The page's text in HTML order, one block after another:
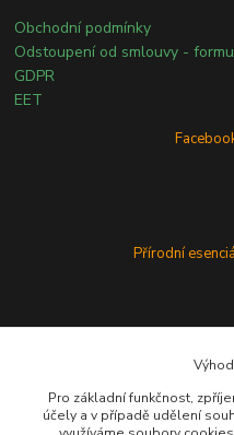
Obchodní podmínky
Odstoupení od smlouvy -
GDPR
EET
Přírodní
Pro základní funkčnost,
účely a v případě udělení